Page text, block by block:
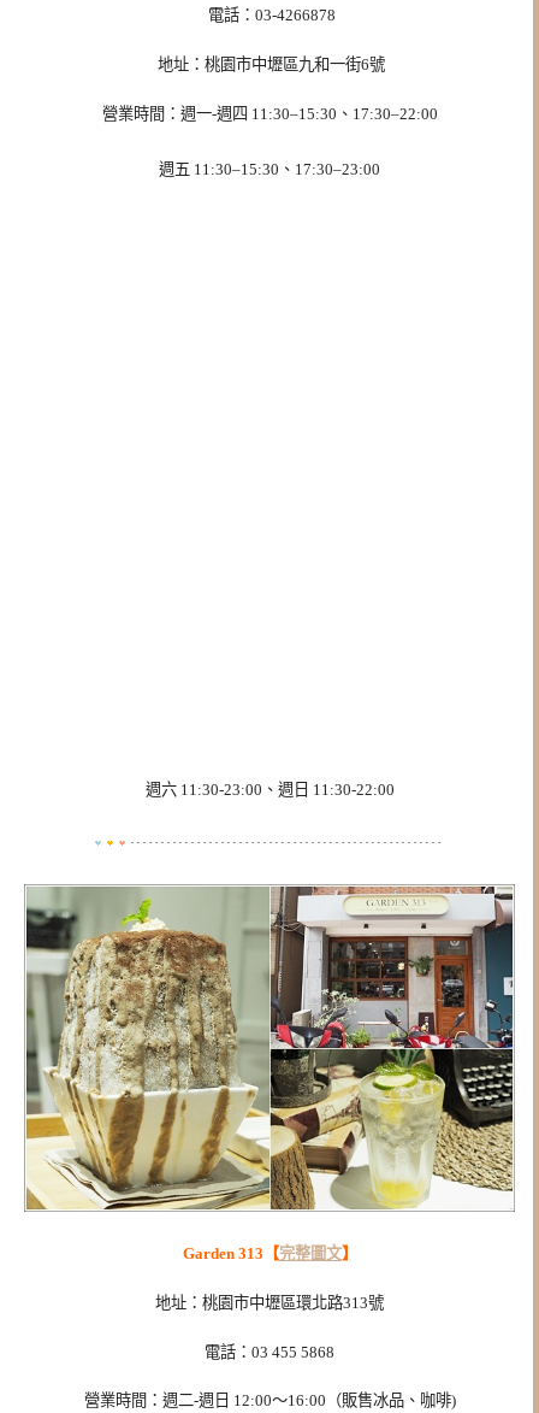
電話：03-4266878
地址：桃園市中壢區九和一街6號
營業時間：週一-週四 11:30–15:30、17:30–22:00
週五 11:30–15:30、17:30–23:00
週六 11:30-23:00、週日 11:30-22:00
Garden 313【完整圖文】
地址：桃園市中壢區環北路313號
電話：03 455 5868
營業時間：週二-週日 12:00～16:00（販售冰品、咖啡)